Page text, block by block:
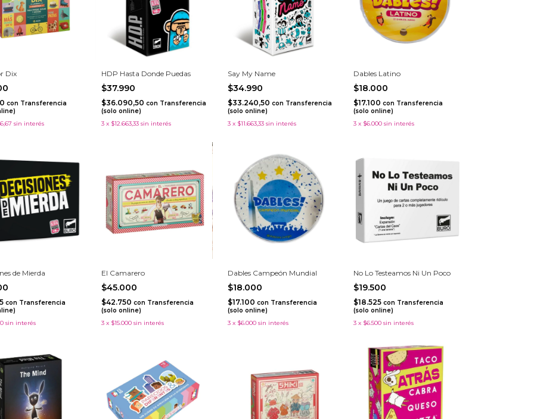
Dix
con Transferencia
sin interés
HDP Hasta Donde Puedas
$37.990
$36.090,50con Transferencia
(solo online)
3 x $12.663,33 sin interés
Say My Name
$34.990
$33.240,50 con Transferencia
(solo online)
3 x $11.663,33 sin interés
Dables Latino
$18.000
$17.100 con Transferencia
(solo online)
3 x $6.000 sin interés
de Mierda
con Transferencia
sin interés
El Camarero
$45.000
$42.750con Transferencia
(solo online)
3 x $15.000 sin interés
Dables Campeón Mundial
$18.000
$17.100 con Transferencia
(solo online)
3 x $6.000 sin interés
No Lo Testeamos Ni Un Poco
$19.500
$18.525 con Transferencia
(solo online)
3 x $6.500 sin interés